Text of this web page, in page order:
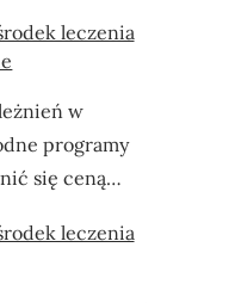
leczenia
w
programy
się ceną…
leczenia